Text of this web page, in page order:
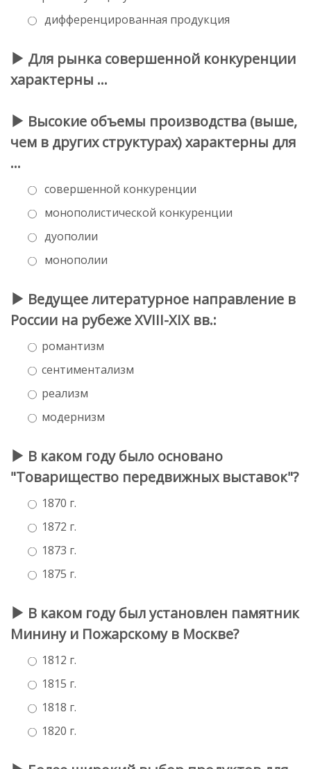
дифференцированная продукция
Для рынка совершенной конкуренции
характерны …
Высокие объемы производства (выше,
чем в других структурах) характерны для
…
совершенной конкуренции
монополистической конкуренции
дуополии
монополии
Ведущее литературное направление в
России на рубеже XVIII-XIX вв.:
романтизм
сентиментализм
реализм
модернизм
В каком году было основано
"Товарищество передвижных выставок"?
1870 г.
1872 г.
1873 г.
1875 г.
В каком году был установлен памятник
Минину и Пожарскому в Москве?
1812 г.
1815 г.
1818 г.
1820 г.